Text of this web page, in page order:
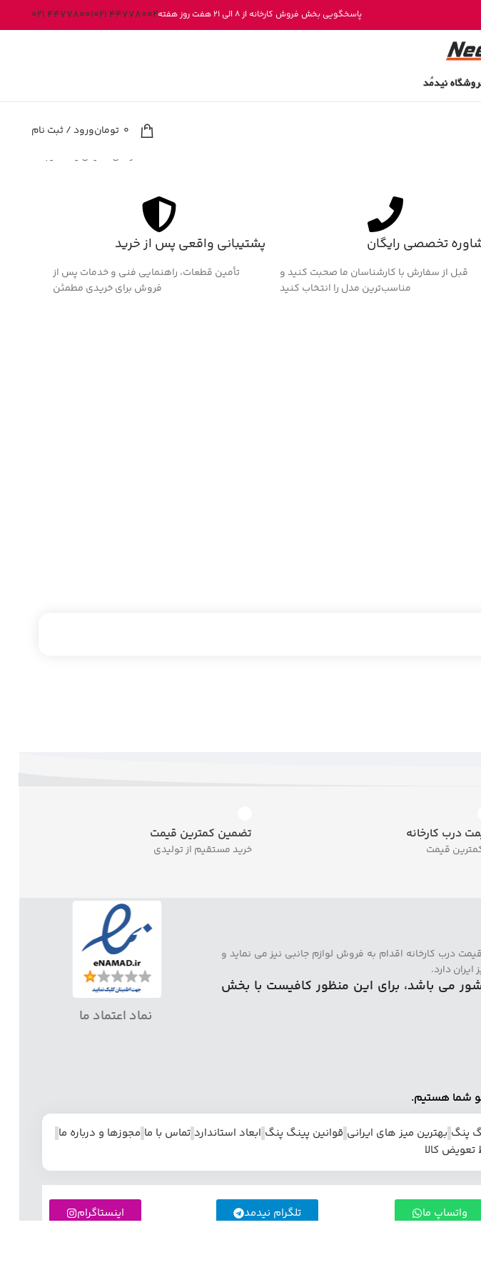
پاسخگویی بخش فروش کارخانه از 8 الی 21 هفت روز هفته 44778002 021
44778001 021
تومان 0
ورود / ثبت نام
در حال نمایش یک نتیجه
پشتیبانی واقعی پس از خرید
تأمین قطعات، راهنمایی فنی و خدمات پس از
فروش برای خریدی مطمئن
تخصصی رایگان
قبل از سفارش با کارشناسان ما صحبت کنید و
مناسب‌ترین مدل را انتخاب کنید
درب کارخانه
قیمت
تضمین کمترین قیمت
خرید مستقیم از تولیدی
درب کارخانه اقدام به فروش لوازم جانبی نیز می نماید و
دارد.
می باشد، برای این منظور کافیست با بخش
نماد اعتماد ما
شما هستیم.
پنگ بهترین میز های ایرانی قوانین پینگ پنگ ابعاد استاندارد تماس با ما مجوزها و درباره ما
تعویض کالا
واتساپ ما تلگرام نیدمد اینستاگرام